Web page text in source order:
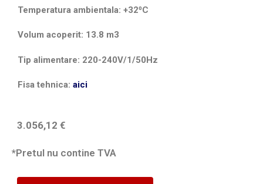
Temperatura ambientala: +32⁰C
Volum acoperit: 13.8 m3
Tip alimentare: 220-240V/1/50Hz
Fisa tehnica: aici
3.056,12 €
*Pretul nu contine TVA